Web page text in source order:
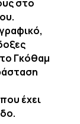
στο
Γκόθαμ
έχει